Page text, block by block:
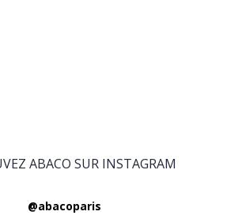
ABACO SUR INSTAGRAM
@abacoparis